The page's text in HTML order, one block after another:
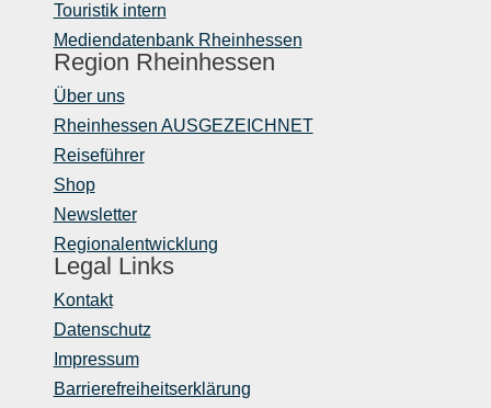
Touristik intern
Mediendatenbank Rheinhessen
Region Rheinhessen
Über uns
Rheinhessen AUSGEZEICHNET
Reiseführer
Shop
Newsletter
Regionalentwicklung
Legal Links
Kontakt
Datenschutz
Impressum
Barrierefreiheitserklärung